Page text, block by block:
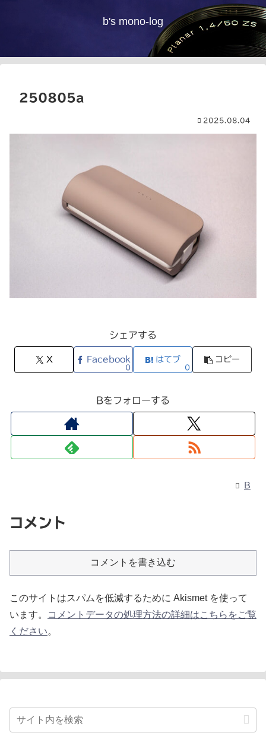
b's mono-log
250805a
2025.08.04
シェアする
X Facebook
0
はてブ
0
コピー
Bをフォローする
B
コメント
コメントを書き込む
このサイトはスパムを低減するために Akismet を使って
います。
コメントデータの処理方法の詳細はこちらをご覧
ください。